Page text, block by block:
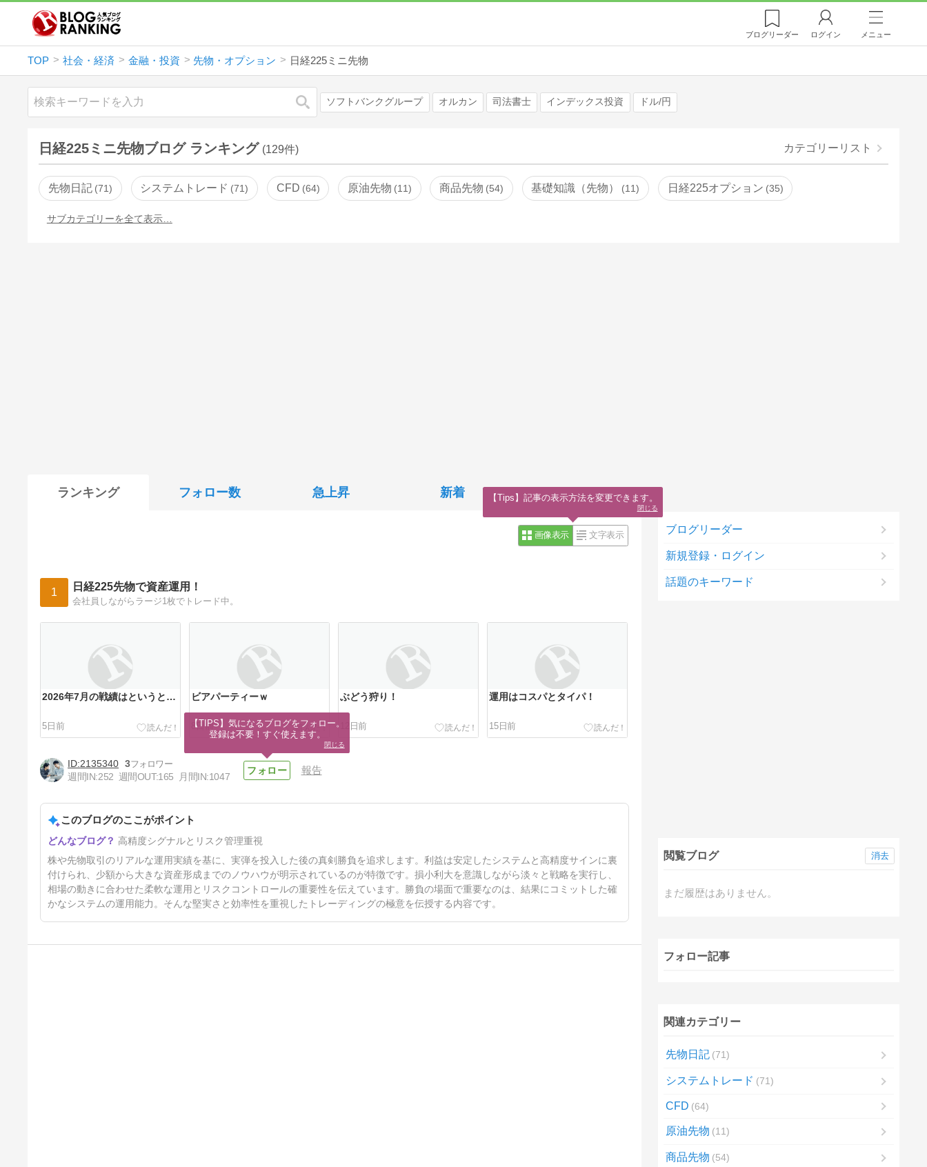
ブログリーダー ログイン メニュー
TOP 社会・経済 金融・投資 先物・オプション 日経225ミニ先物
検索 ソフトバンクグループ オルカン 司法書士 インデックス投資 ドル/円
日経225ミニ先物ブログ ランキング (129件) カテゴリーリスト
先物日記 71 システムトレード 71 CFD 64 原油先物 11 商品先物 54 基礎知識（先物） 11 日経225オプション 35
サブカテゴリーを全て表示…
ランキング フォロー数 急上昇 新着
画像表示 文字表示
1 日経225先物で資産運用！
会社員しながらラージ1枚でトレード中。
2026年7月の戦績はというと…
5日前
ビアパーティーｗ
8日前
ぶどう狩り！
12日前
運用はコスパとタイパ！
15日前
やっぱり「寄り引け」が最強か
も？
19日前
2135340 3
週間IN:252 週間OUT:165 月間IN:1047
報告
このブログのここがポイント
高精度シグナルとリスク管理重視
株や先物取引のリアルな運用実績を基に、実弾を投入した後の真剣勝負を追求します。利益は安定したシステムと高精度サインに裏
付けられ、少額から大きな資産形成までのノウハウが明示されているのが特徴です。損小利大を意識しながら淡々と戦略を実行し、
相場の動きに合わせた柔軟な運用とリスクコントロールの重要性を伝えています。勝負の場面で重要なのは、結果にコミットした確
かなシステムの運用能力。そんな堅実さと効率性を重視したトレーディングの極意を伝授する内容です。
ブログリーダー
新規登録・ログイン
話題のキーワード
閲覧ブログ
まだ履歴はありません。
消去
フォロー記事
関連カテゴリー
先物日記 71
システムトレード 71
CFD 64
原油先物 11
商品先物 54
【TIPS】気になるブログをフォロー。
登録は不要！すぐ使えます。
閉じる
【Tips】記事の表示方法を変更できます。
閉じる